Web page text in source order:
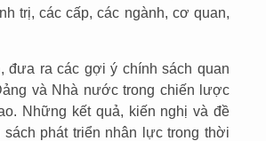
trị, các cấp, các ngành, cơ quan,
đưa ra các gợi ý chính sách quan
và Nhà nước trong chiến lược
Những kết quả, kiến nghị và đề
phát triển nhân lực trong thời